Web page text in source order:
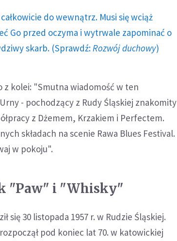
do wewnątrz. Musi się wciąż
Go przed oczyma i wytrwale zapominać o
skarb. (Sprawdź: Rozwój duchowy)
z kolei: "Smutna wiadomość w ten
- pochodzący z Rudy Śląskiej znakomity
z Dżemem, Krzakiem i Perfectem.
składach na scenie Rawa Blues Festival.
w pokoju".
"Paw" i "Whisky"
się 30 listopada 1957 r. w Rudzie Śląskiej.
pod koniec lat 70. w katowickiej